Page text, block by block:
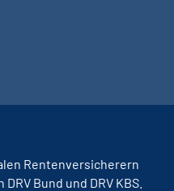
Rentenversicherern
Bund und DRV KBS.